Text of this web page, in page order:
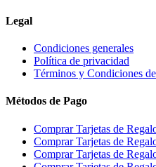
Legal
Condiciones generales
Política de privacidad
Términos y Condiciones
Métodos de Pago
Comprar Tarjetas de
Comprar Tarjetas de
Comprar Tarjetas de